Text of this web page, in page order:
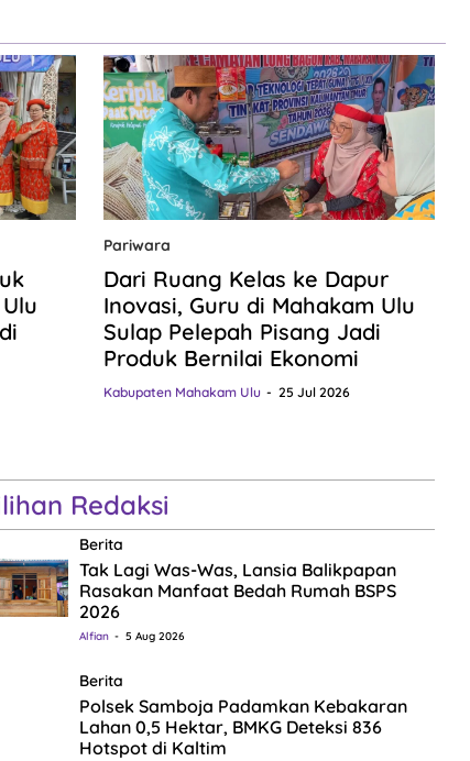
Pariwara
Dari Ruang Kelas ke Dapur
Inovasi, Guru di Mahakam Ulu
Sulap Pelepah Pisang Jadi
Produk Bernilai Ekonomi
Kabupaten Mahakam Ulu 25 Jul 2026
Redaksi
Berita
Tak Lagi Was-Was, Lansia Balikpapan
Rasakan Manfaat Bedah Rumah BSPS
2026
Alfian 5 Aug 2026
Berita
Polsek Samboja Padamkan Kebakaran
Lahan 0,5 Hektar, BMKG Deteksi 836
Hotspot di Kaltim